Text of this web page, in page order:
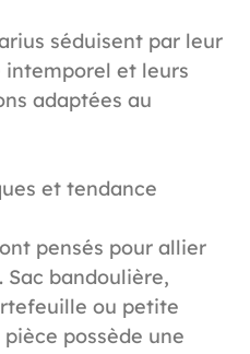
séduisent par leur
et leurs
adaptées au
et tendance
pensés pour allier
bandoulière,
ou petite
possède une